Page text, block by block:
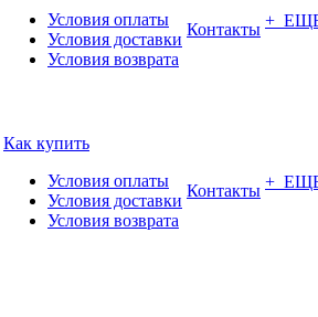
Условия оплаты
Условия доставки
Условия возврата
Контакты +
Как купить
Условия оплаты
Условия доставки
Условия возврата
Контакты +